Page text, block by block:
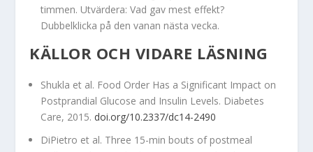
timmen. Utvärdera: Vad gav mest effekt?
Dubbelklicka på den vanan nästa vecka.
KÄLLOR OCH VIDARE LÄSNING
Shukla et al. Food Order Has a Significant Impact on
Postprandial Glucose and Insulin Levels. Diabetes
Care, 2015. doi.org/10.2337/dc14-2490
DiPietro et al. Three 15-min bouts of postmeal